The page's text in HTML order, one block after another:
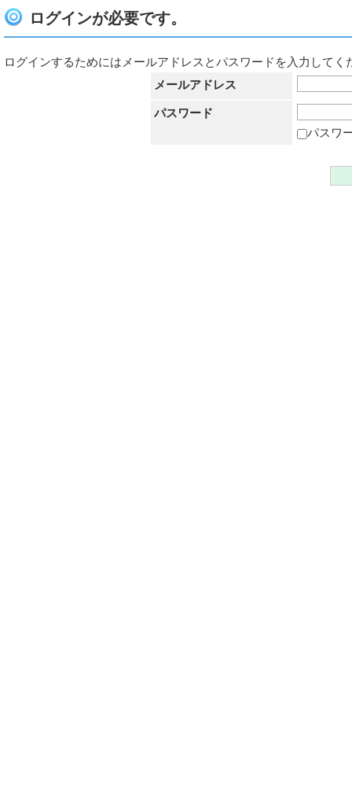
ログインが必要です。
ログインするためにはメールアドレスとパスワードを入力してく
メールアドレス
パスワード
パスワ